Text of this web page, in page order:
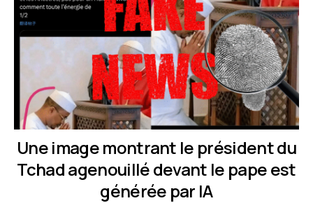
Une image montrant le président du
Tchad agenouillé devant le pape est
générée par IA